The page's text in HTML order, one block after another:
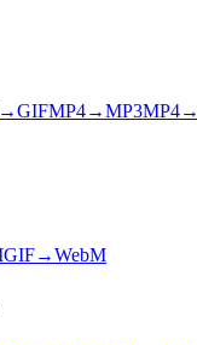
→GIFMP4→MP3MP4→
GIF→WebM